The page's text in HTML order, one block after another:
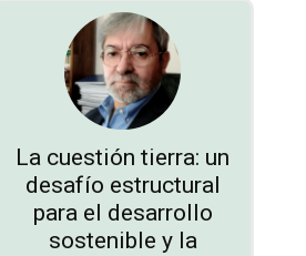
La cuestión tierra: un
desafío estructural
para el desarrollo
sostenible y la